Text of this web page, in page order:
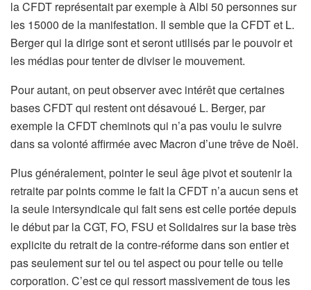
la CFDT représentait par exemple à Albi 50 personnes sur
les 15000 de la manifestation. Il semble que la CFDT et L.
Berger qui la dirige sont et seront utilisés par le pouvoir et
les médias pour tenter de diviser le mouvement.
Pour autant, on peut observer avec intérêt que certaines
bases CFDT qui restent ont désavoué L. Berger, par
exemple la CFDT cheminots qui n’a pas voulu le suivre
dans sa volonté affirmée avec Macron d’une trêve de Noël.
Plus généralement, pointer le seul âge pivot et soutenir la
retraite par points comme le fait la CFDT n’a aucun sens et
la seule intersyndicale qui fait sens est celle portée depuis
le début par la CGT, FO, FSU et Solidaires sur la base très
explicite du retrait de la contre-réforme dans son entier et
pas seulement sur tel ou tel aspect ou pour telle ou telle
corporation. C’est ce qui ressort massivement de tous les